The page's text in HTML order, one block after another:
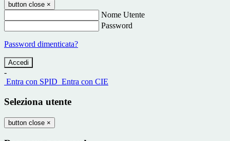
button close ×
Nome Utente
Password
Password dimenticata?
-
Entra con SPID Entra con CIE
Seleziona utente
button close ×